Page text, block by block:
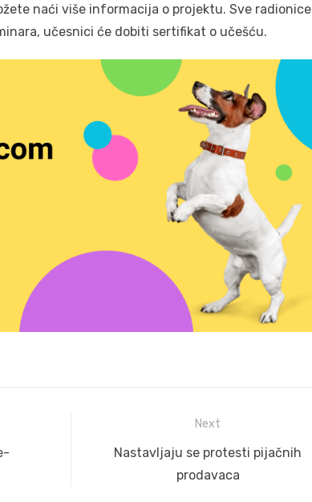
naći više informacija o projektu. Sve radionice
učesnici će dobiti sertifikat o učešću.
Next
Next
Nastavljaju se protesti pijačnih
prodavaca